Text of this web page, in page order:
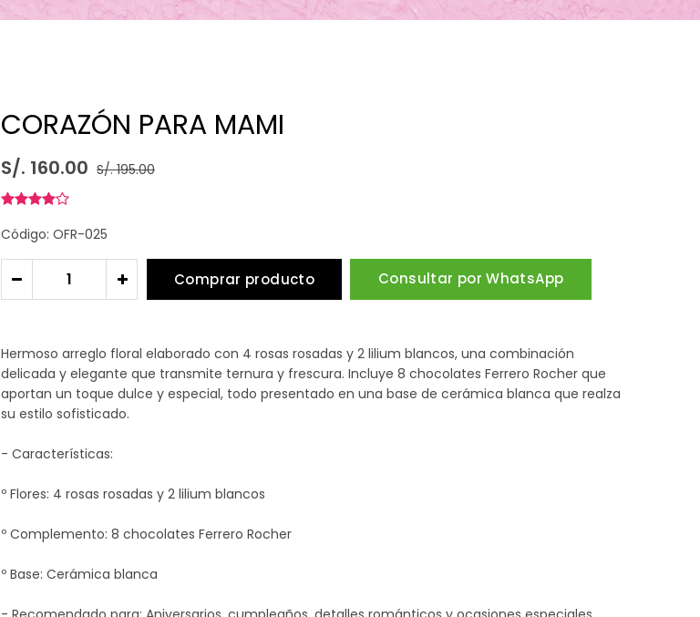
CORAZÓN PARA MAMI
S/. 160.00 S/. 195.00
Código: OFR-025
- + Comprar producto Consultar por WhatsApp
Hermoso arreglo floral elaborado con 4 rosas rosadas y 2 lilium blancos, una combinación
delicada y elegante que transmite ternura y frescura. Incluye 8 chocolates Ferrero Rocher que
aportan un toque dulce y especial, todo presentado en una base de cerámica blanca que realza
su estilo sofisticado.
- Características:
º Flores: 4 rosas rosadas y 2 lilium blancos
º Complemento: 8 chocolates Ferrero Rocher
º Base: Cerámica blanca